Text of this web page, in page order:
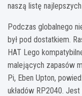
naszą listę
Podczas globalnego
był pod dostatkiem.
HAT Lego
malejących zapasów
Pi, Eben Upton,
układów RP2040.